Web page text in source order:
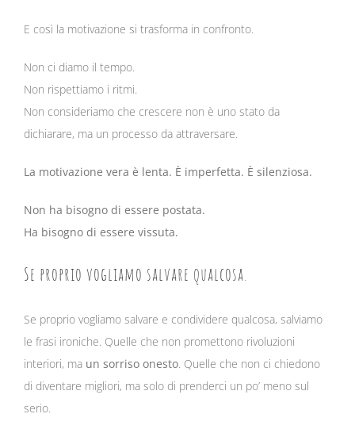
E così la motivazione si trasforma in confronto.
Non ci diamo il tempo.
Non rispettiamo i ritmi.
Non consideriamo che crescere non è uno stato da
dichiarare, ma un processo da attraversare.
La motivazione vera è lenta. È imperfetta. È silenziosa.
Non ha bisogno di essere postata.
Ha bisogno di essere vissuta.
Se proprio vogliamo salvare qualcosa.
Se proprio vogliamo salvare e condividere qualcosa, salviamo
le frasi ironiche. Quelle che non promettono rivoluzioni
interiori, ma un sorriso onesto. Quelle che non ci chiedono
di diventare migliori, ma solo di prenderci un po’ meno sul
serio.